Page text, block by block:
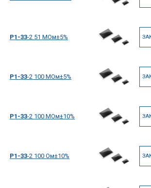
Р1-33-2 51 МОм±5%
Р1-33-2 100 МОм±5%
Р1-33-2 100 МОм±10%
Р1-33-2 100 Ом±10%